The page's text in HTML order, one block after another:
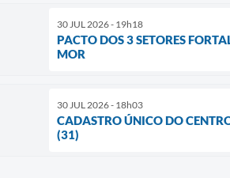
30 JUL 2026 - 19h18
PACTO DOS 3 SETORES
MOR
30 JUL 2026 - 18h03
CADASTRO ÚNICO DO
(31)